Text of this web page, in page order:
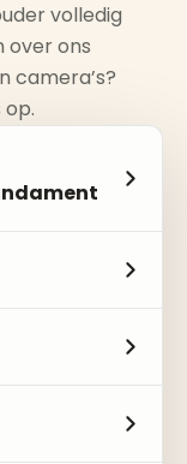
volledig
over ons
camera’s?